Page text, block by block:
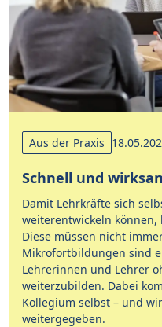
Aus der Praxis
Schnell und
Damit Lehrkräfte sich
weiterentwickeln
Diese müssen nicht
Mikrofortbildungen sind
Lehrerinnen und Lehrer
weiterzubilden. Dabei
Kollegium selbst – und
weitergegeben.